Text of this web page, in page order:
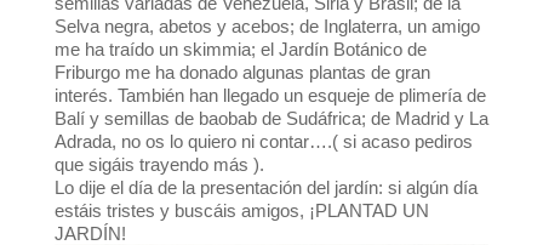
Selva negra, abetos y acebos; de Inglaterra, un amigo
me ha traído un skimmia; el Jardín Botánico de
Friburgo me ha donado algunas plantas de gran
interés. También han llegado un esqueje de plimería de
Balí y semillas de baobab de Sudáfrica; de Madrid y La
Adrada, no os lo quiero ni contar….( si acaso pediros
que sigáis trayendo más ).
Lo dije el día de la presentación del jardín: si algún día
estáis tristes y buscáis amigos, ¡PLANTAD UN
JARDÍN!